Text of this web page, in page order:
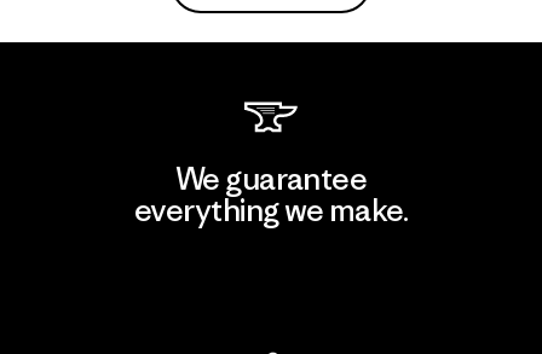
We guarantee
everything we make.